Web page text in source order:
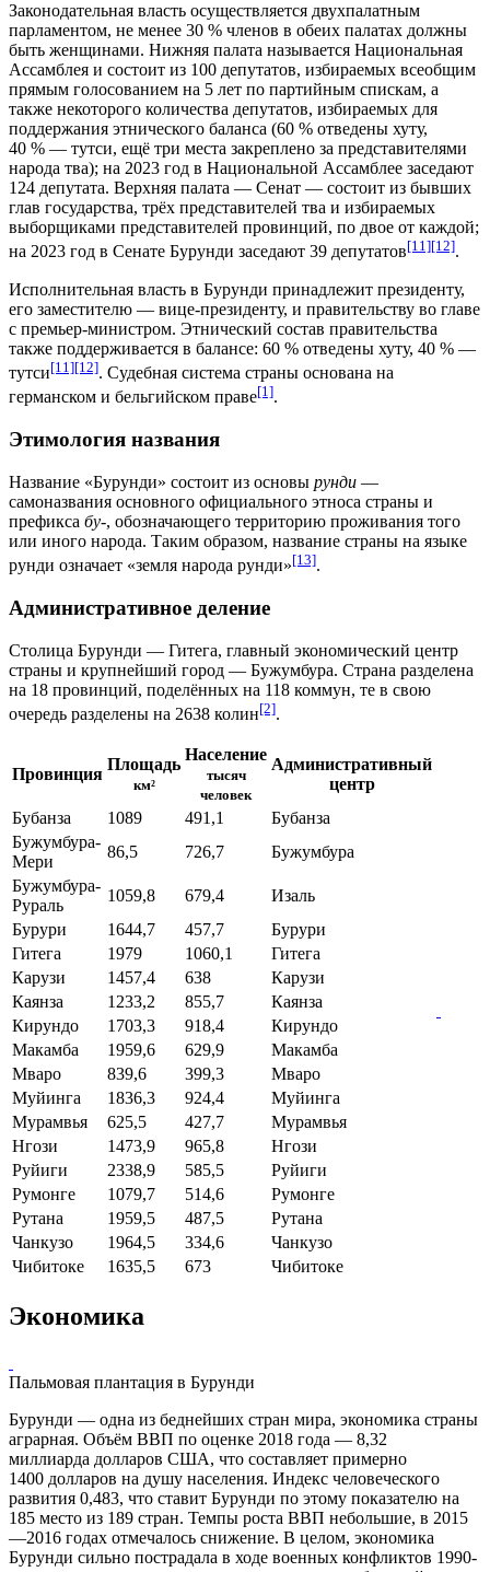
Законодательная власть осуществляется двухпалатным
парламентом, не менее 30 % членов в обеих палатах должны
быть женщинами. Нижняя палата называется Национальная
Ассамблея и состоит из 100 депутатов, избираемых всеобщим
прямым голосованием на 5 лет по партийным спискам, а
также некоторого количества депутатов, избираемых для
поддержания этнического баланса (60 % отведены хуту,
40 % — тутси, ещё три места закреплено за представителями
народа тва); на 2023 год в Национальной Ассамблее заседают
124 депутата. Верхняя палата — Сенат — состоит из бывших
глав государства, трёх представителей тва и избираемых
выборщиками представителей провинций, по двое от каждой;
на 2023 год в Сенате Бурунди заседают 39 депутатов[11][12].
Исполнительная власть в Бурунди принадлежит президенту,
его заместителю — вице-президенту, и правительству во главе
с премьер-министром. Этнический состав правительства
также поддерживается в балансе: 60 % отведены хуту, 40 % —
тутси[11][12]. Судебная система страны основана на
германском и бельгийском праве[1].
Этимология названия
Название «Бурунди» состоит из основы рунди —
самоназвания основного официального этноса страны и
префикса бу-, обозначающего территорию проживания того
или иного народа. Таким образом, название страны на языке
рунди означает «земля народа рунди»[13].
Административное деление
Столица Бурунди — Гитега, главный экономический центр
страны и крупнейший город — Бужумбура. Страна разделена
на 18 провинций, поделённых на 118 коммун, те в свою
очередь разделены на 2638 колин[2].
Провинция
Площадь
км²
Население
тысяч
человек
Административный
центр
Бубанза
1089 491,1
Бубанза
Бужумбура-
Мери
86,5 726,7
Бужумбура
Бужумбура-
Рураль
1059,8 679,4
Изаль
Бурури
1644,7 457,7
Бурури
Гитега
1979 1060,1
Гитега
Карузи
1457,4 638
Карузи
Каянза
1233,2 855,7
Каянза
Кирундо
1703,3 918,4
Кирундо
Макамба
1959,6 629,9
Макамба
Мваро
839,6 399,3
Мваро
Муйинга
1836,3 924,4
Муйинга
Мурамвья
625,5 427,7
Мурамвья
Нгози
1473,9 965,8
Нгози
Руйиги
2338,9 585,5
Руйиги
Румонге
1079,7 514,6
Румонге
Рутана
1959,5 487,5
Рутана
Чанкузо
1964,5 334,6
Чанкузо
Чибитоке
1635,5 673 Чибитоке
Экономика
Пальмовая плантация в Бурунди
Бурунди — одна из беднейших стран мира, экономика страны
аграрная. Объём ВВП по оценке 2018 года — 8,32
миллиарда долларов США, что составляет примерно
1400 долларов на душу населения. Индекс человеческого
развития 0,483, что ставит Бурунди по этому показателю на
185 место из 189 стран. Темпы роста ВВП небольшие, в 2015
—2016 годах отмечалось снижение. В целом, экономика
Бурунди сильно пострадала в ходе военных конфликтов 1990-